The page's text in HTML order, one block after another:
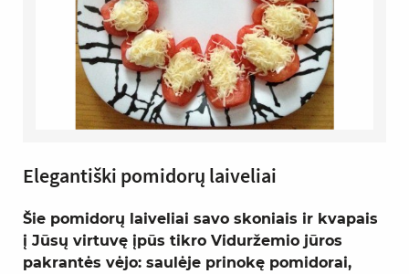
Elegantiški pomidorų laiveliai
Šie pomidorų laiveliai savo skoniais ir kvapais
į Jūsų virtuvę įpūs tikro Viduržemio jūros
pakrantės vėjo: saulėje prinokę pomidorai,